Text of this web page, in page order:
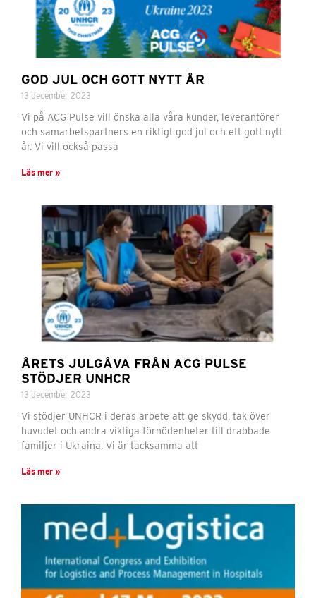
GOD JUL OCH GOTT NYTT ÅR
13 december 2023
Vi på ACG Pulse vill önska alla våra kunder, leverantörer
och samarbetspartners en riktigt god jul och ett gott nytt
år. Vi vill också passa
Läs mer »
ÅRETS JULGÅVA FRÅN ACG PULSE
STÖDJER UNHCR
13 december 2023
Vi stödjer UNHCR i deras arbete att ge skydd, tak över
huvudet och andra viktiga förnödenheter till drabbade
familjer i Ukraina. Vi är tacksamma att
Läs mer »